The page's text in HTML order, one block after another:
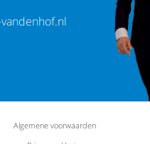
Algemene voorwaarden